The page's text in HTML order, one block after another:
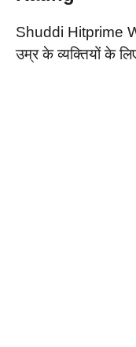
Shuddi Hitprime
उम्र के व्यक्तियों के